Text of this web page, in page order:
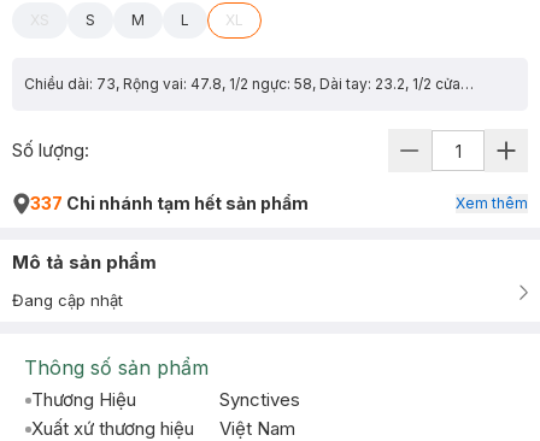
XS S M L XL
Chiều dài: 73, Rộng vai: 47.8, 1/2 ngực: 58, Dài tay: 23.2, 1/2 cửa tay: 18.3
Số lượng:
337 Chi nhánh tạm hết sản phẩm Xem thêm
Mô tả sản phẩm
Đang cập nhật
Thông số sản phẩm
Thương Hiệu
Synctives
Xuất xứ thương hiệu
Việt Nam